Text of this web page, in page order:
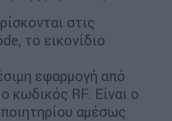
στις
το εικονίδιο
εφαρμογή από
κωδικός RF. Είναι ο
αμέσως